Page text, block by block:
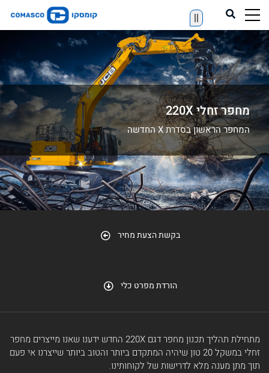
||
מחפר זחלי 220X
המחפר הראשון בסדרת X החדשה
בקשת הצעת מחיר
הורדת מפרט כלי
מתחילת תהליך תכנון מחפר דגם 220X החדש ידענו שאנו מייצרים מחפר
זחלי במשקל 20 טון שיהיה המתקדם ביותר והטוב ביותר שייצרנו אי פעם
תוך מתן מענה מלא לדרישות של לקוחותינו.